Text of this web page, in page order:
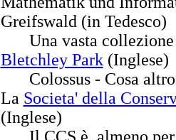
Greifswald (in Tedesco)
Una vasta
Bletchley Park(Inglese)
Colossus - Cosa
La Societa' della
(Inglese)